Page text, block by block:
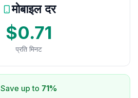
मोबाइल दर
$0.71
प्रति मिनट
Save up to 71%